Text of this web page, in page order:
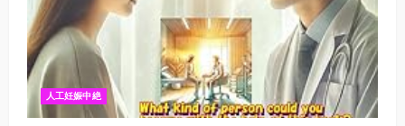
人工妊娠中絶